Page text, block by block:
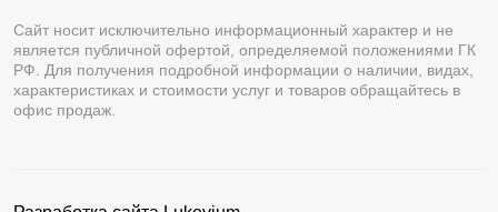
Сайт носит исключительно информационный характер и не
является публичной офертой, определяемой положениями ГК
РФ. Для получения подробной информации о наличии, видах,
характеристиках и стоимости услуг и товаров обращайтесь в
офис продаж.